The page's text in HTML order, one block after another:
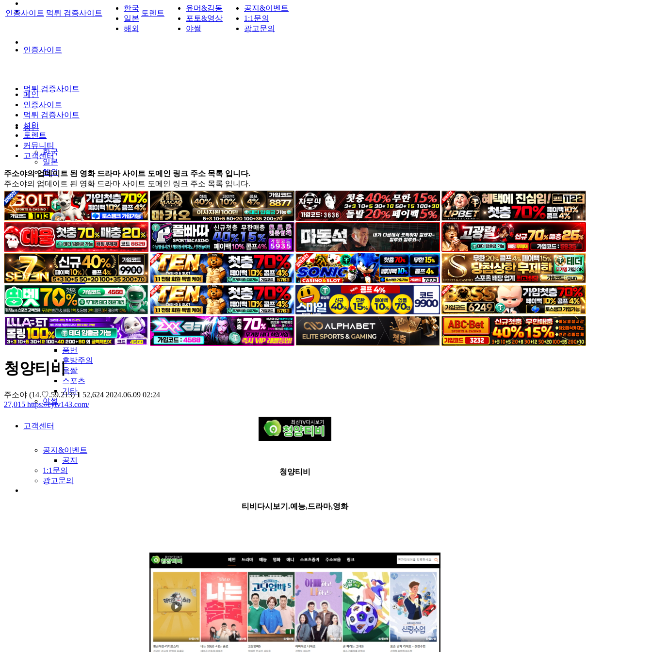
인증사이트
먹튀 검증사이트
성인
한국
일본
해외
토렌트
커뮤니티
유머&감동
포토&영상
일반인
연예인
서양
모델
그라비아
코스프레
BJ
품번
후방주의
움짤
스포츠
기타
야썰
고객센터
공지&이벤트
공지
1:1문의
광고문의
인증사이트 먹튀 검증사이트
한국
일본
해외
토렌트
유머&감동
포토&영상
야썰
공지&이벤트
1:1문의
광고문의
메인
인증사이트
먹튀 검증사이트
성인
토렌트
커뮤니티
고객센터
주소야의 업데이트 된 영화 드라마 사이트 도메인 링크 주소 목록 입니다.
주소야의 업데이트 된 영화 드라마 사이트 도메인 링크 주소 목록 입니다.
청양티비
주소야 (14.♡.59.213) 1 52,624 2024.06.09 02:24
27,015 https://cytv143.com/
청양티비
티비다시보기.예능,드라마,영화